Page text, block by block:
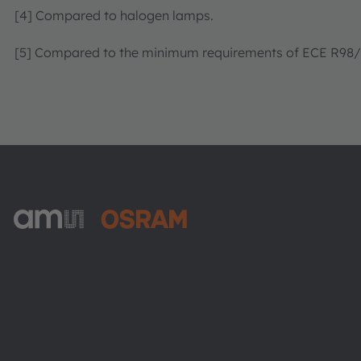
[4] Compared to halogen lamps.
[5] Compared to the minimum requirements of ECE